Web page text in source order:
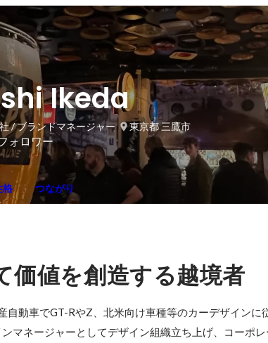
Ikeda
/ ブランドマネージャー
東京都 三鷹市
ォロワー
格 つながり
価値を創造する越境者
自動車でGT-RやZ、北米向け車種等のカーデザインに
マネージャーとしてデザイン組織立ち上げ、コーポ